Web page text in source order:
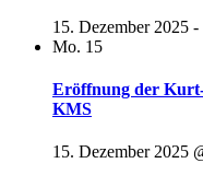
15. Dezember 2025 -
Mo. 15
Eröffnung der
KMS
15. Dezember 2025